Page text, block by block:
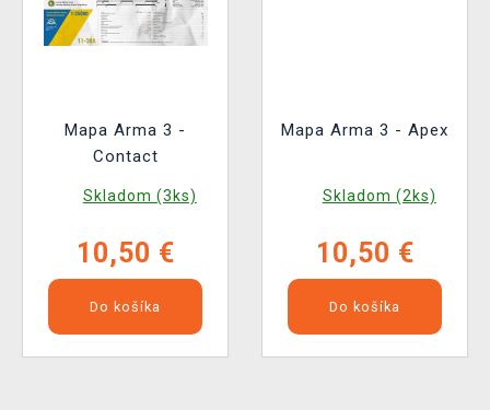
Mapa Arma 3 -
Contact
Skladom (3ks)
10,50 €
Do košíka
Mapa Arma 3 - Apex
Skladom (2ks)
10,50 €
Do košíka